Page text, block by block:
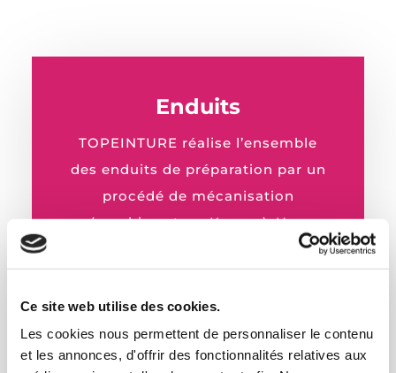
Ce site web utilise des cookies.
Les cookies nous permettent de personnaliser le contenu
et les annonces, d'offrir des fonctionnalités relatives aux
Enduits
TOPEINTURE réalise l’ensemble
des enduits de préparation par un
procédé de mécanisation
(machines type Kosner). Une
attention particulière est portée
sur la parfaite réalisation des
enduits afin d’obtenir une qualité
de finition optimale.